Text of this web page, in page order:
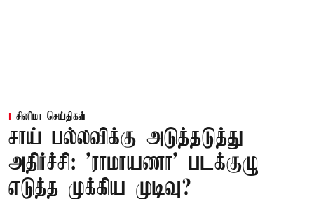
சினிமா செய்திகள்
சாய் பல்லவிக்கு அடுத்தடுத்து
அதிர்ச்சி: 'ராமாயணா' படக்குழு
எடுத்த முக்கிய முடிவு?